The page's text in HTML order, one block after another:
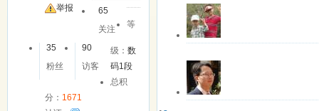
举报
65
关注
35
粉丝
90
访客
等
级：数
码1段
总积
分： 1671
该用户暂无签名
更多操作
该用户暂无签名
更多操作